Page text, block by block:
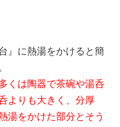
』に熱湯をかけると簡
くは陶器で茶碗や湯呑
よりも大きく、分厚
湯をかけた部分とそう